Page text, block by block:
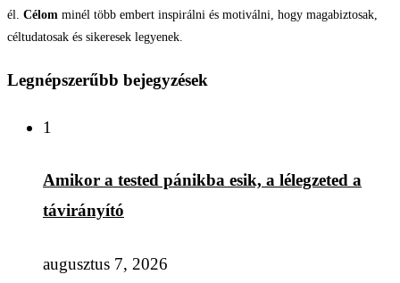
él. Célom minél több embert inspirálni és motiválni, hogy magabiztosak,
céltudatosak és sikeresek legyenek.
Legnépszerűbb bejegyzések
1
Amikor a tested pánikba esik, a lélegzeted a
távirányító
augusztus 7, 2026